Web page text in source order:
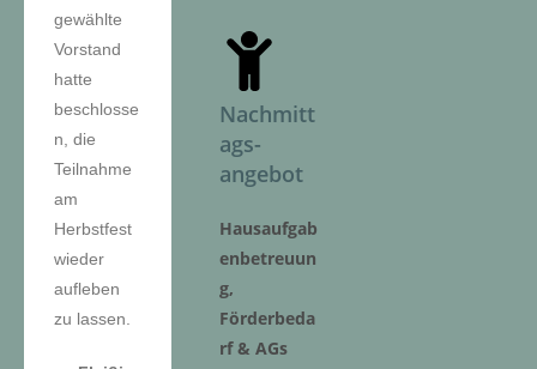
Nachmitt
ags-
angebot
Hausaufgab
enbetreuun
g,
Förderbeda
rf & AGs
gewählte
Vorstand
hatte
beschlosse
n, die
Teilnahme
am
Herbstfest
wieder
aufleben
zu lassen.